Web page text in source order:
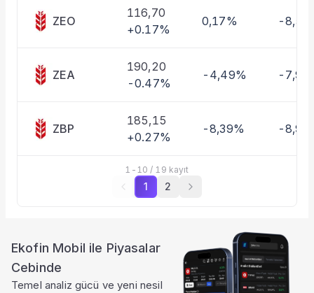
ZEO
116,70
+0.17%
0,17% -
ZEA
190,20
-0.47%
-4,49% -
ZBP
185,15
+0.27%
-8,39% -
1 - 10 / 19 kayıt
1 2
Ekofin Mobil ile Piyasalar
Cebinde
Temel analiz gücü ve yeni nesil